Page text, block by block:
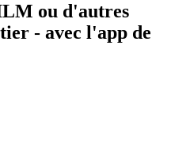
ou d'autres
- avec l'app de